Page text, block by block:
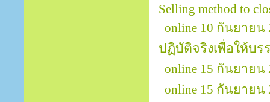
Selling method to
online 10 กันยายน
ปฏิบัติจริงเพื่อให้บร
online 15 กันยายน
online 15 กันยายน